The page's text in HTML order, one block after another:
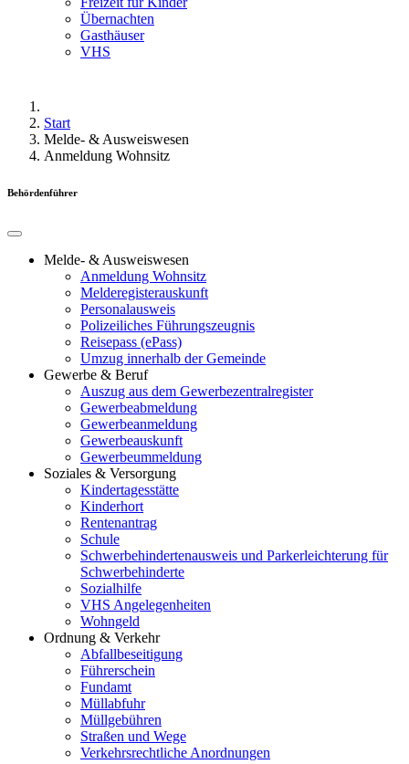
Übernachten
Gasthäuser
VHS
Start
Melde- & Ausweiswesen
Anmeldung Wohnsitz
Behördenführer
Melde- & Ausweiswesen
Anmeldung Wohnsitz
Melderegisterauskunft
Personalausweis
Polizeiliches Führungszeugnis
Reisepass (ePass)
Umzug innerhalb der Gemeinde
Gewerbe & Beruf
Auszug aus dem Gewerbezentralregister
Gewerbeabmeldung
Gewerbeanmeldung
Gewerbeauskunft
Gewerbeummeldung
Soziales & Versorgung
Kindertagesstätte
Kinderhort
Rentenantrag
Schule
Schwerbehindertenausweis und Parkerleichterung für
Schwerbehinderte
Sozialhilfe
VHS Angelegenheiten
Wohngeld
Ordnung & Verkehr
Abfallbeseitigung
Führerschein
Fundamt
Müllabfuhr
Müllgebühren
Straßen und Wege
Verkehrsrechtliche Anordnungen